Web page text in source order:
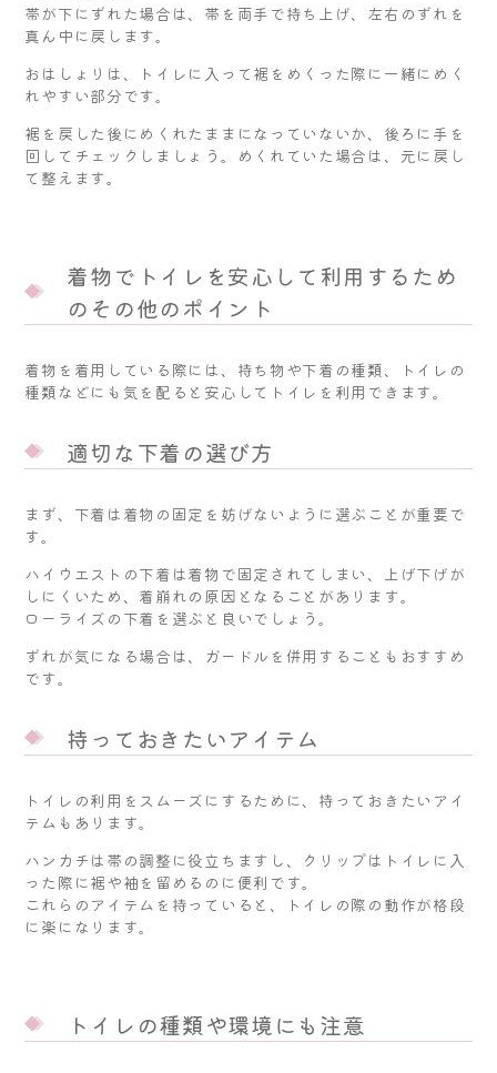
帯が下にずれた場合は、帯を両手で持ち上げ、左右のずれを
真ん中に戻します。
おはしょりは、トイレに入って裾をめくった際に一緒にめく
れやすい部分です。
裾を戻した後にめくれたままになっていないか、後ろに手を
回してチェックしましょう。めくれていた場合は、元に戻し
て整えます。
着物でトイレを安心して利用するため
のその他のポイント
着物を着用している際には、持ち物や下着の種類、トイレの
種類などにも気を配ると安心してトイレを利用できます。
適切な下着の選び方
まず、下着は着物の固定を妨げないように選ぶことが重要で
す。
ハイウエストの下着は着物で固定されてしまい、上げ下げが
しにくいため、着崩れの原因となることがあります。
ローライズの下着を選ぶと良いでしょう。
ずれが気になる場合は、ガードルを併用することもおすすめ
です。
持っておきたいアイテム
トイレの利用をスムーズにするために、持っておきたいアイ
テムもあります。
ハンカチは帯の調整に役立ちますし、クリップはトイレに入
った際に裾や袖を留めるのに便利です。
これらのアイテムを持っていると、トイレの際の動作が格段
に楽になります。
トイレの種類や環境にも注意